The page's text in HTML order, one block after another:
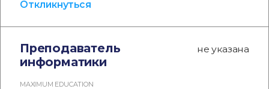
Откликнуться
Преподаватель
информатики
не указана
MAXIMUM EDUCATION